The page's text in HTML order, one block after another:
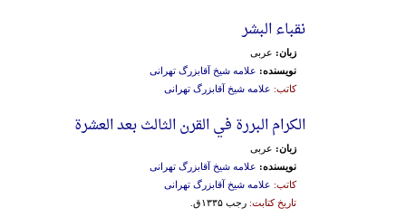
نقباء البشر
زبان: عربی
نویسنده: علامه شیخ آقابزرگ تهرانی
کاتب: علامه شیخ آقابزرگ تهرانی
الکرام البررة في القرن الثالث بعد العشرة
زبان: عربی
نویسنده: علامه شیخ آقابزرگ تهرانی
کاتب: علامه شیخ آقابزرگ تهرانی
تاریخ کتابت:رجب ۱۳۳۵ق.